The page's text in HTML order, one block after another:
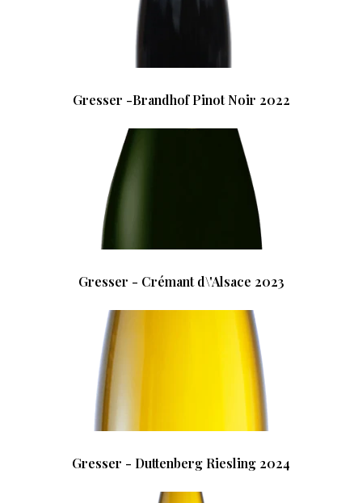
Gresser -Brandhof Pinot Noir 2022
Gresser - Crémant d\'Alsace 2023
Gresser - Duttenberg Riesling 2024